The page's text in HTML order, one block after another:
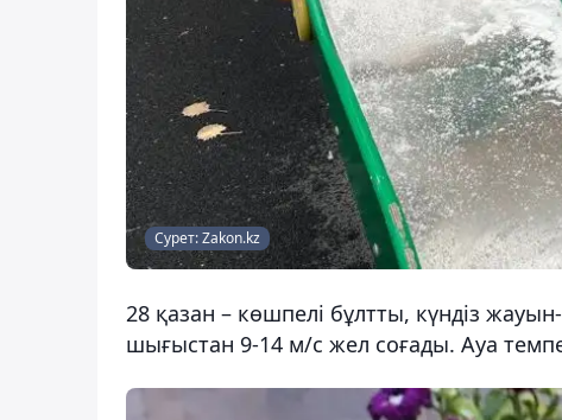
Сурет: Zakon.kz
28 қазан – көшпелі бұлтты, күндіз
шығыстан 9-14 м/с жел соғады. Ауа